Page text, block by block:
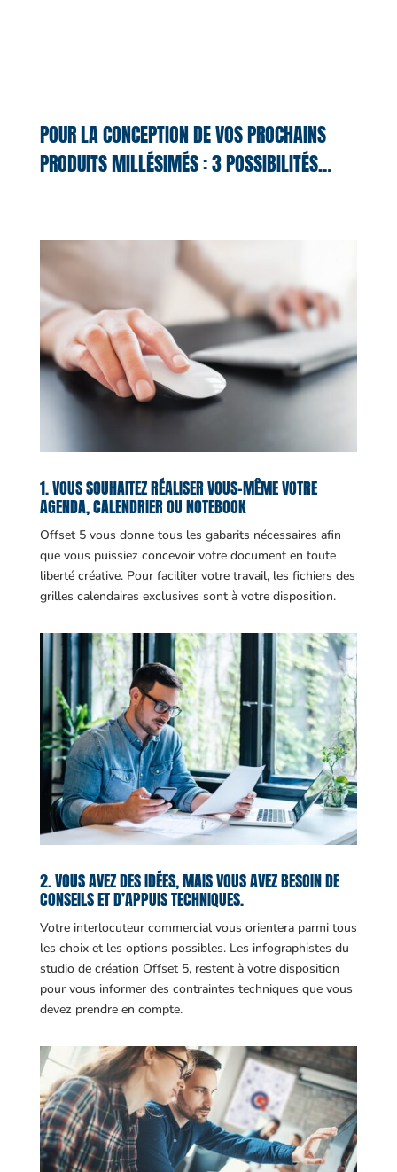
POUR LA CONCEPTION DE VOS PROCHAINS
PRODUITS MILLÉSIMÉS : 3 POSSIBILITÉS…
1. VOUS SOUHAITEZ RÉALISER VOUS-MÊME VOTRE
AGENDA, CALENDRIER OU NOTEBOOK
Offset 5 vous donne tous les gabarits nécessaires afin
que vous puissiez concevoir votre document en toute
liberté créative. Pour faciliter votre travail, les fichiers des
grilles calendaires exclusives sont à votre disposition.
2. VOUS AVEZ DES IDÉES, MAIS VOUS AVEZ BESOIN DE
CONSEILS ET D’APPUIS TECHNIQUES.
Votre interlocuteur commercial vous orientera parmi tous
les choix et les options possibles. Les infographistes du
studio de création Offset 5, restent à votre disposition
pour vous informer des contraintes techniques que vous
devez prendre en compte.